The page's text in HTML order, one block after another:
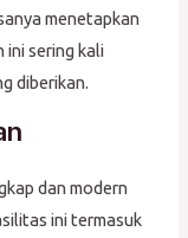
menetapkan
ini sering kali
diberikan.
dan modern
ini termasuk